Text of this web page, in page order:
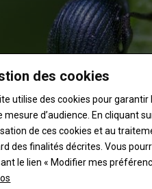
des cookies
utilise des cookies pour
mesure d’audience. En cliquant
de ces cookies et au
des finalités décrites. Vous
le lien « Modifier mes